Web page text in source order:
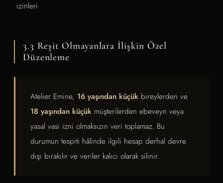
izinleri
3.3 Reşit Olmayanlara İlişkin Özel
Düzenleme
Atelier Emine, 16 yaşından küçük bireylerden ve
18 yaşından küçük müşterilerden ebeveyn veya
yasal vasi izni olmaksızın veri toplamaz. Bu
durumun tespiti hâlinde ilgili hesap derhal devre
dışı bırakılır ve veriler kalıcı olarak silinir.